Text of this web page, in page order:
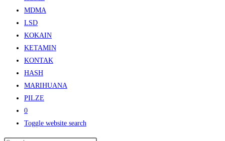
MDMA
LSD
KOKAIN
KETAMIN
KONTAK
HASH
MARIHUANA
PILZE
0
Toggle website search